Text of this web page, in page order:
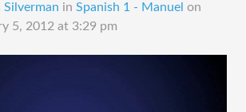
Silverman in Spanish 1 - Manuel on
5, 2012 at 3:29 pm